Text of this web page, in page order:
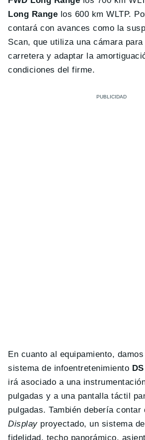
Long Range los 600 km WLTP.
contará con avances como la
Scan, que utiliza una cámara
carretera y adaptar la
condiciones del firme.
En cuanto al equipamiento,
sistema de infoentretenimiento
irá asociado a una
pulgadas y a una pantalla táctil
pulgadas. También debería
Display proyectado, un sistema
fidelidad, techo panorámico,